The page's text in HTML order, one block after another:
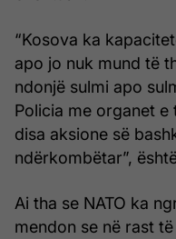
“Kosova ka
apo jo nuk mund të
ndonjë sulmi apo
Policia me organet
disa aksione së
ndërkombëtar”,
Ai tha se NATO ka
mendon se në rast